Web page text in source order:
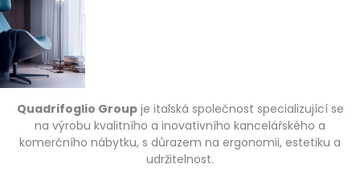
Quadrifoglio Groupje italská společnost specializující se
na výrobu kvalitního a inovativního kancelářského a
komerčního nábytku, s důrazem na ergonomii, estetiku a
udržitelnost.